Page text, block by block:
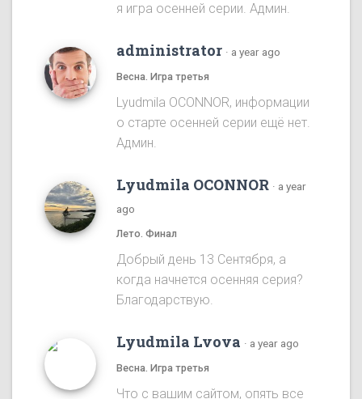
я игра осенней серии. Админ.
administrator · a year ago
Весна. Игра третья
Lyudmila OCONNOR, информации
о старте осенней серии ещё нет.
Админ.
Lyudmila OCONNOR · a year
ago
Лето. Финал
Добрый день 13 Сентября, а
когда начнется осенняя серия?
Благодарствую.
Lyudmila Lvova · a year ago
Весна. Игра третья
Что с вашим сайтом, опять все